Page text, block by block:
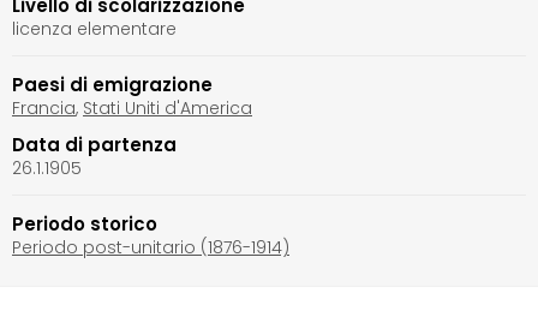
Livello di scolarizzazione
licenza elementare
Paesi di emigrazione
Francia, Stati Uniti d'America
Data di partenza
26.1.1905
Periodo storico
Periodo post-unitario (1876-1914)